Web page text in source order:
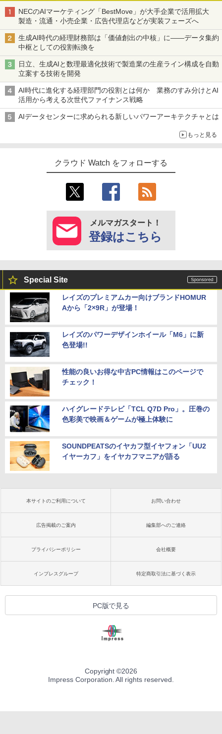
NECのAIマーケティング「BestMove」が大手企業で活用拡大
製造・流通・小売企業・広告代理店などが実装フェーズへ
生成AI時代の経理財務部は「価値創出の中核」に――データ集約
中枢としての役割転換を
日立、生成AIと数理最適化技術で製造業の生産ライン構成を自動
立案する技術を開発
AI時代に進化する経理部門の役割とは何か 業務のすみ分けとAI
活用から考える次世代ファイナンス戦略
AIデータセンターに求められる新しいパワーアーキテクチャとは
もっと見る
クラウド Watch をフォローする
メルマガスタート！
登録はこちら
Special Site
レイズのプレミアムカー向けブランドHOMUR
Aから「2×9R」が登場！
レイズのパワーデザインホイール「M6」に新
色登場!!
性能の良いお得な中古PC情報はこのページで
チェック！
ハイグレードテレビ「TCL Q7D Pro」。圧巻の
色彩美で映画＆ゲームが極上体験に
SOUNDPEATSのイヤカフ型イヤフォン「UU2
イヤーカフ」をイヤカフマニアが語る
本サイトのご利用について お問い合わせ
広告掲載のご案内 編集部へのご連絡
プライバシーポリシー 会社概要
インプレスグループ 特定商取引法に基づく表示
PC版で見る
Copyright ©2026
Impress Corporation. All rights reserved.